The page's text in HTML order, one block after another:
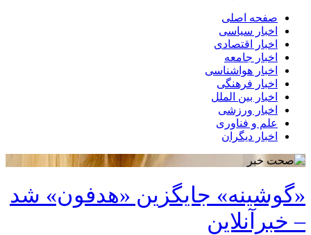
صفحه اصلی
اخبار سیاسی
اخبار اقتصادی
اخبار جامعه
اخبار هواشناسی
اخبار فرهنگی
اخبار بین الملل
اخبار ورزشی
علم و فناوری
اخبار دیگران
«گوشینه» جایگزین «هدفون» شد
– خبرآنلاین